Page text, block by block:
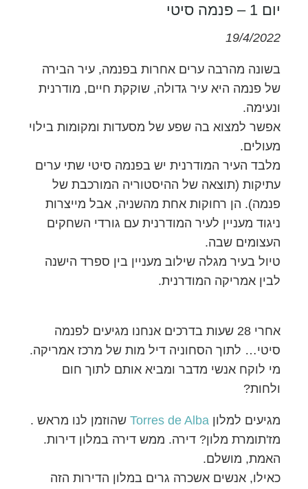
יום 1 – פנמה סיטי
19/4/2022
בשונה מהרבה ערים אחרות בפנמה, עיר הבירה
של פנמה היא עיר גדולה, שוקקת חיים, מודרנית
ונעימה.
אפשר למצוא בה שפע של מסעדות ומקומות בילוי
מעולים.
מלבד העיר המודרנית יש בפנמה סיטי שתי ערים
עתיקות (תוצאה של ההיסטוריה המורכבת של
פנמה). הן רחוקות אחת מהשניה, אבל מייצרות
ניגוד מעניין לעיר המודרנית עם גורדי השחקים
העצומים שבה.
טיול בעיר מגלה שילוב מעניין בין ספרד הישנה
לבין אמריקה המודרנית.
אחרי 28 שעות בדרכים אנחנו מגיעים לפנמה
סיטי… לתוך הסחוניה דיל מות של מרכז אמריקה.
מי לוקח אנשי מדבר ומביא אותם לתוך חום
ולחות?
מגיעים למלון Torres de Alba שהוזמן לנו מראש .
מז'תומרת מלון? דירה. ממש דירה במלון דירות.
האמת, מושלם.
כאילו, אנשים אשכרה גרים במלון הדירות הזה